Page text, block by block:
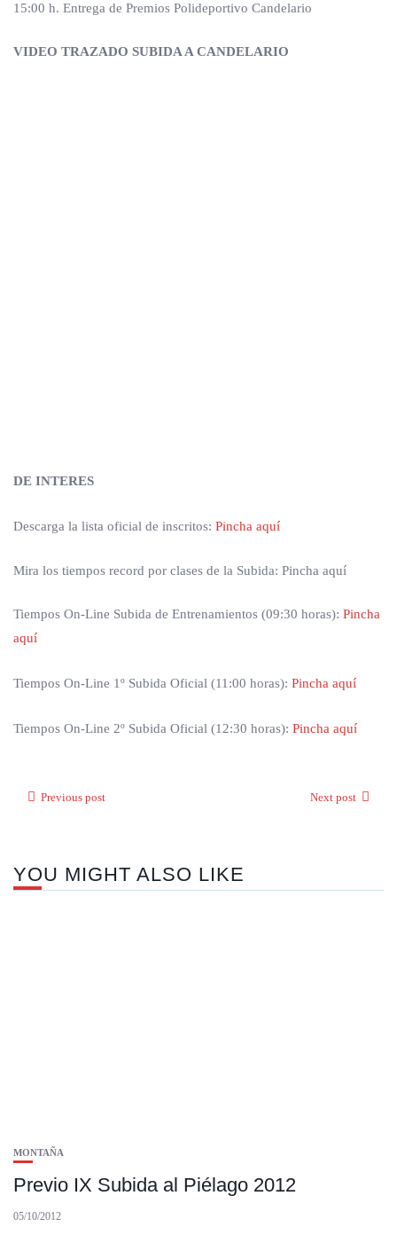
15:00 h. Entrega de Premios Polideportivo Candelario
VIDEO TRAZADO SUBIDA A CANDELARIO
DE INTERES
Descarga la lista oficial de inscritos: Pincha aquí
Mira los tiempos record por clases de la Subida: Pincha aquí
Tiempos On-Line Subida de Entrenamientos (09:30 horas): Pincha
aquí
Tiempos On-Line 1º Subida Oficial (11:00 horas): Pincha aquí
Tiempos On-Line 2º Subida Oficial (12:30 horas): Pincha aquí
Previous post Next post
YOU MIGHT ALSO LIKE
MONTAÑA
Previo IX Subida al Piélago 2012
05/10/2012